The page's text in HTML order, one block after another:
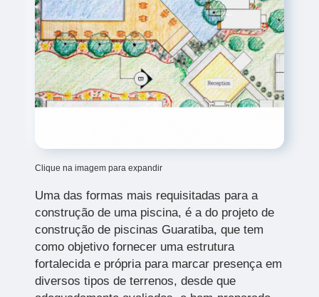
Clique na imagem para expandir
Uma das formas mais requisitadas para a
construção de uma piscina, é a do projeto de
construção de piscinas Guaratiba, que tem
como objetivo fornecer uma estrutura
fortalecida e própria para marcar presença em
diversos tipos de terrenos, desde que